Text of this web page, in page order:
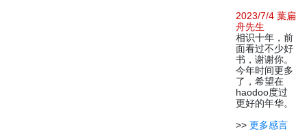
2023/7/4 葉扁
舟先生
相识十年，前
面看过不少好
书，谢谢你。
今年时间更多
了，希望在
haodoo度过
更好的年华。
>> 更多感言